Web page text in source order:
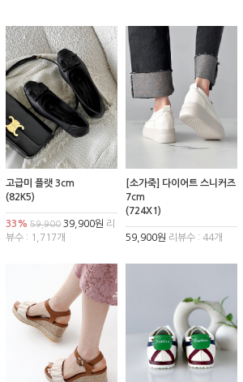
고급미 플랫 3cm
(82K5)
33% 59,90039,900원 리
뷰수 : 1,717개
[소가죽] 다이어트 스니커즈
7cm
(724X1)
59,900원 리뷰수 : 44개